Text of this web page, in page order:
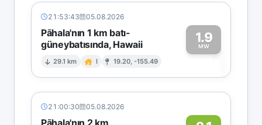
21:53:43 05.08.2026
Pāhala'nın 1 km batı-
güneybatısında, Hawaii
29.1 km I 19.20, -155.49
1.9
MW1
21:00:30 05.08.2026
Pāhala'nın 2 km